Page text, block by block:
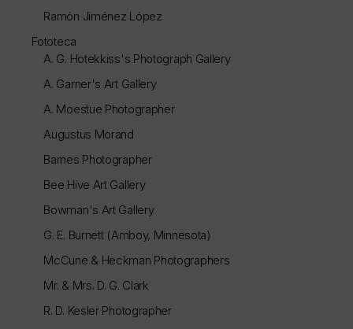
Ramón Jiménez López
Fototeca
A. G. Hotekkiss's Photograph Gallery
A. Garner's Art Gallery
A. Moestue Photographer
Augustus Morand
Barnes Photographer
Bee Hive Art Gallery
Bowman's Art Gallery
G. E. Burnett (Amboy, Minnesota)
McCune & Heckman Photographers
Mr. & Mrs. D. G. Clark
R. D. Kesler Photographer